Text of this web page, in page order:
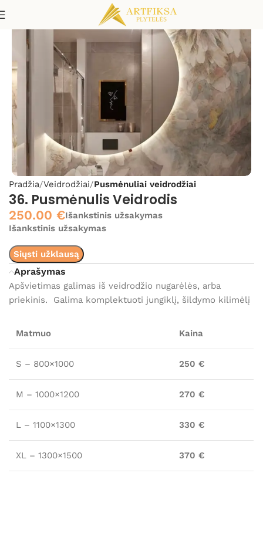
Pradžia Veidrodžiai Pusmėnuliai veidrodžiai
36. Pusmėnulis Veidrodis
250.00 €Išankstinis užsakymas
Išankstinis užsakymas
Siųsti užklausą
Aprašymas
Apšvietimas galimas iš veidrodžio nugarėlės, arba
priekinis. Galima komplektuoti jungiklį, šildymo kilimėlį
Matmuo Kaina
S – 800×1000 250 €
M – 1000×1200 270 €
L – 1100×1300 330 €
XL – 1300×1500 370 €